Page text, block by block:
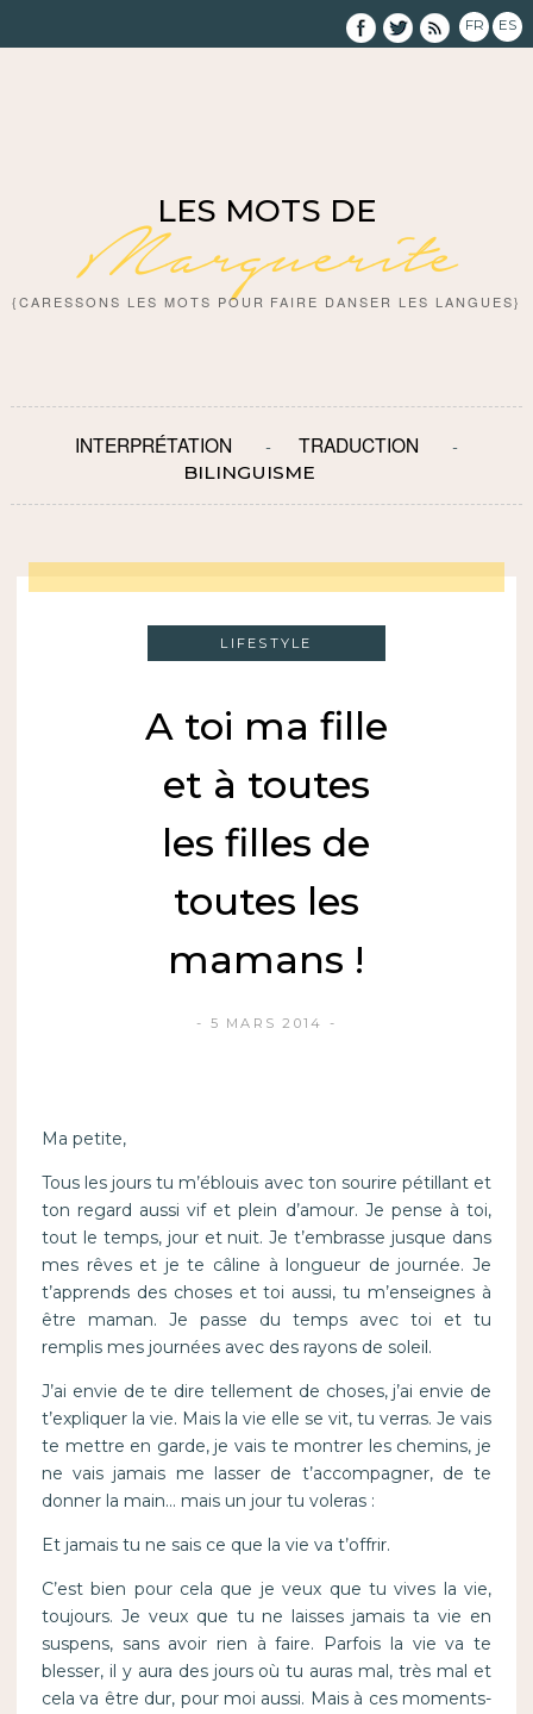
FR ES
LES MOTS DE
Marguerite
{CARESSONS LES MOTS POUR FAIRE DANSER LES LANGUES}
INTERPRÉTATION TRADUCTION
BILINGUISME
LIFESTYLE
A toi ma fille
et à toutes
les filles de
toutes les
mamans !
5 MARS 2014
Ma petite,
Tous les jours tu m’éblouis avec ton sourire pétillant et
ton regard aussi vif et plein d’amour. Je pense à toi,
tout le temps, jour et nuit. Je t’embrasse jusque dans
mes rêves et je te câline à longueur de journée. Je
t’apprends des choses et toi aussi, tu m’enseignes à
être maman. Je passe du temps avec toi et tu
remplis mes journées avec des rayons de soleil.
J’ai envie de te dire tellement de choses, j’ai envie de
t’expliquer la vie. Mais la vie elle se vit, tu verras. Je vais
te mettre en garde, je vais te montrer les chemins, je
ne vais jamais me lasser de t’accompagner, de te
donner la main… mais un jour tu voleras :
Et jamais tu ne sais ce que la vie va t’offrir.
C’est bien pour cela que je veux que tu vives la vie,
toujours. Je veux que tu ne laisses jamais ta vie en
suspens, sans avoir rien à faire. Parfois la vie va te
blesser, il y aura des jours où tu auras mal, très mal et
cela va être dur, pour moi aussi. Mais à ces moments-